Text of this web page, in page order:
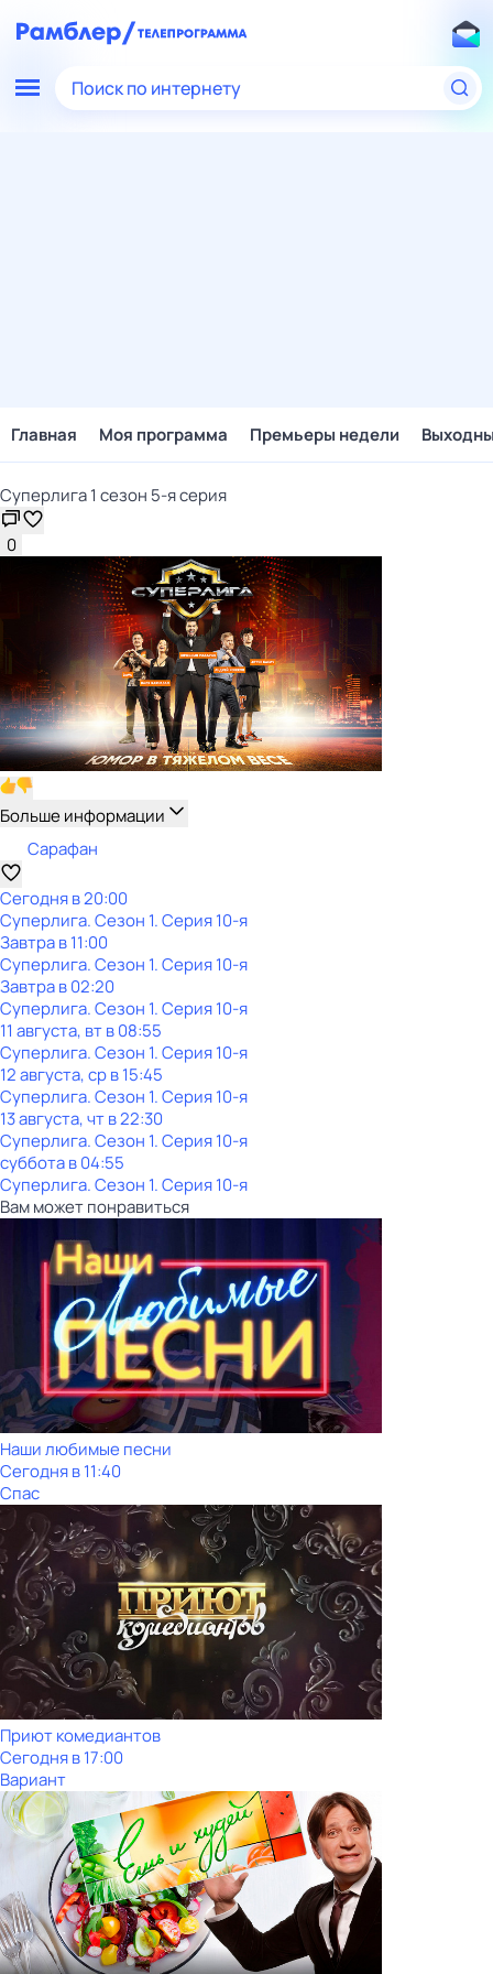
Поиск по интернету
Главная Моя программа Премьеры недели
Суперлига 1 сезон 5-я серия
0
Больше информации
Сарафан
Сегодня в 20:00
Суперлига. Сезон 1. Серия 10-я
Завтра в 11:00
Суперлига. Сезон 1. Серия 10-я
Завтра в 02:20
Суперлига. Сезон 1. Серия 10-я
11 августа, вт в 08:55
Суперлига. Сезон 1. Серия 10-я
12 августа, ср в 15:45
Суперлига. Сезон 1. Серия 10-я
13 августа, чт в 22:30
Суперлига. Сезон 1. Серия 10-я
субботав04:55
Суперлига. Сезон 1. Серия 10-я
Вам может понравиться
Наши любимые песни
Сегодня в 11:40
Спас
Приют комедиантов
Сегодня в 17:00
Вариант